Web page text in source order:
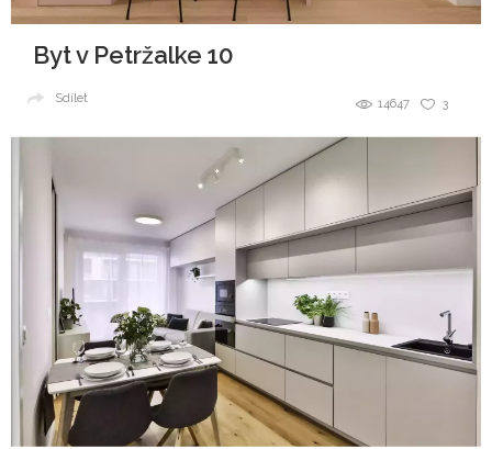
Byt v Petržalke 10
3
14647
Sdílet